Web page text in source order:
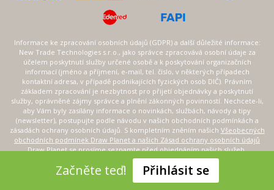
Začněte teď! Přihlásit se
Informace ke zpracování osobních údajů (GDPR) a další důležité informace:
New Trade Technologies s.r.o., jako správce zpracovává osobní údaje za
účelem poskytnutí služby určené osobě a k poskytování organizačních
informací (jméno a příjmení, e-mail, tel. číslo, v některých případech
kontaktní adresa, v případě podnikajících fyzických osob DIČ). Právním
základem zpracování je nezbytnost pro přijetí objednávky a poskytnutí
služby, oprávněné zájmy správce a plnění zákonných povinností. Nechcete-li,
aby Vám byly zasílány informace o novinkách, službách, návody a tipy
(newsletter), postupujte podle návodu v našich obchodních podmínkách a
zásadách ochrany osobních údajů. S kompletním zněním našich Všeobecných
obchodních podmínek Draw Planet a našich Zásad ochrany osobních údajů
Draw Planetse prosíme seznamte před objednáním našich služeb.
Všechna práva vyhrazena Draw Planet – výtvarné ateliéry 2013 – 2022